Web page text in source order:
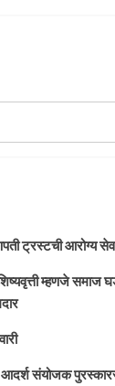
ट्रस्टची आरोग्य
म्हणजे समाज
आदर्श संयोजक